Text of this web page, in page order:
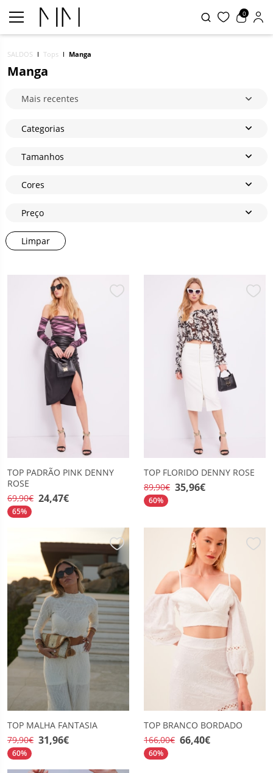
0
SALDOS Tops Manga
Manga
Categorias
Tamanhos
Cores
Preço
Limpar
Mais recentes
TOP PADRÃO PINK DENNY
ROSE
69,90€ 24,47€
65%
TOP FLORIDO DENNY ROSE
89,90€ 35,96€
60%
TOP MALHA FANTASIA
79,90€ 31,96€
60%
TOP BRANCO BORDADO
166,00€ 66,40€
60%